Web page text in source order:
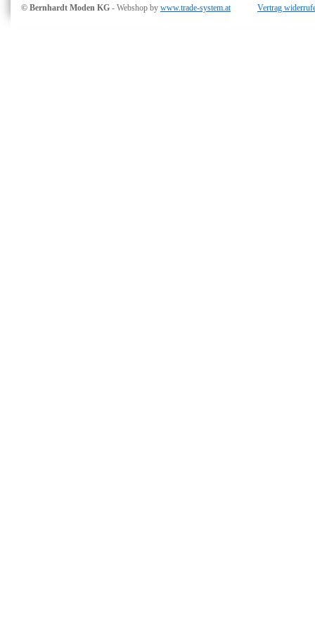
© Bernhardt Moden KG - Webshop by www.trade-system.at Vertrag